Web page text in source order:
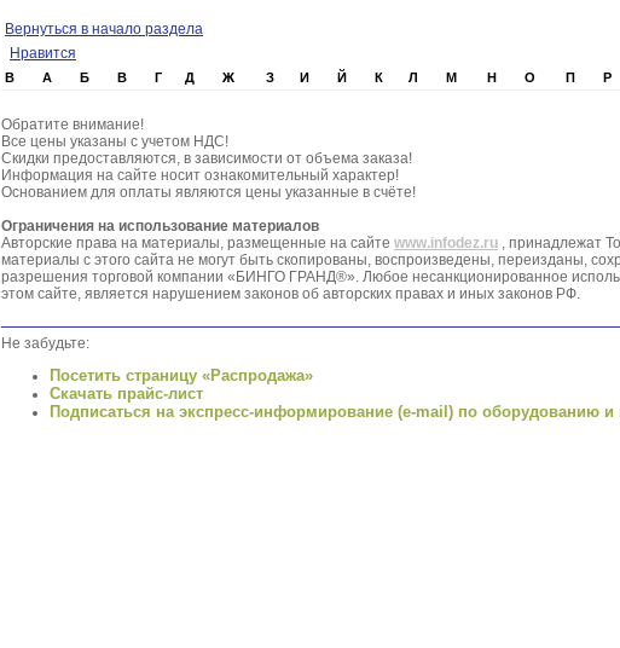
Вернуться в начало раздела
Нравится
B А Б В Г Д Ж З И Й К Л М Н О П Р
Обратите внимание!
Все цены указаны с учетом НДС!
Скидки предоставляются, в зависимости от объема заказа!
Информация на сайте носит ознакомительный характер!
Основанием для оплаты являются цены указанные в счёте!
Ограничения на использование материалов
Авторские права на материалы, размещенные на сайте www.infodez.ru , принадлежат
материалы с этого сайта не могут быть скопированы, воспроизведены, переизданы,
разрешения торговой компании «БИНГО ГРАНД®». Любое несанкционированное
этом сайте, является нарушением законов об авторских правах и иных законов РФ.
Не забудьте:
Посетить страницу «Распродажа»
Скачать прайс-лист
Подписаться на экспресс-информирование (e-mail) по оборудованию